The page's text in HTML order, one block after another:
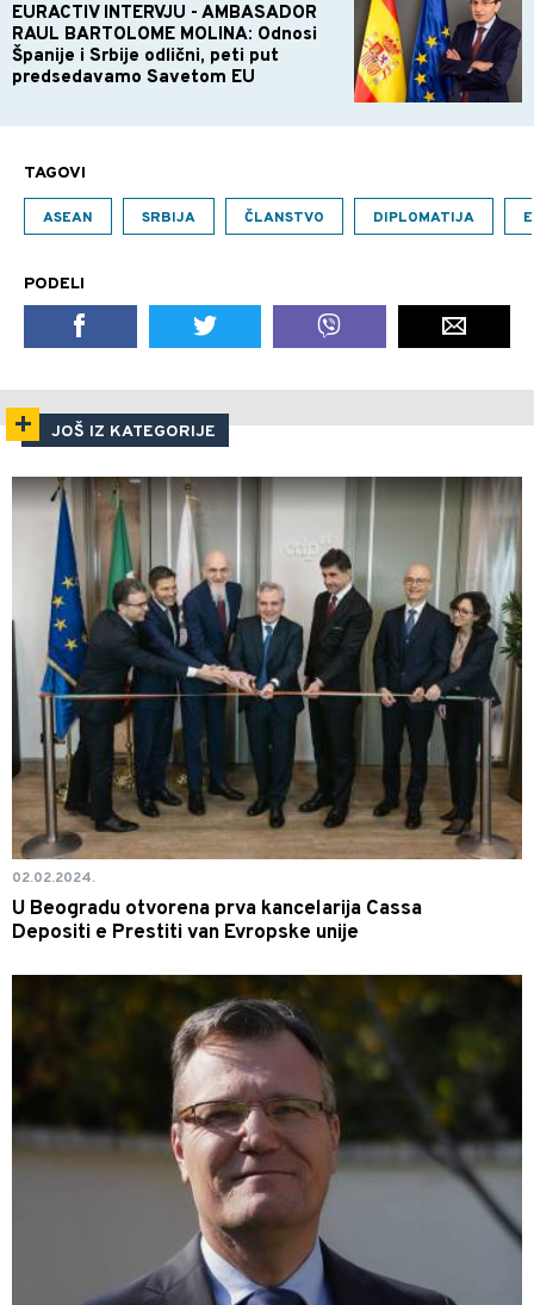
EURACTIV INTERVJU - AMBASADOR
RAUL BARTOLOME MOLINA: Odnosi
Španije i Srbije odlični, peti put
predsedavamo Savetom EU
TAGOVI
ASEAN SRBIJA ČLANSTVO DIPLOMATIJA
PODELI
JOŠ IZ KATEGORIJE
02.02.2024.
U Beogradu otvorena prva kancelarija Cassa
Depositi e Prestiti van Evropske unije